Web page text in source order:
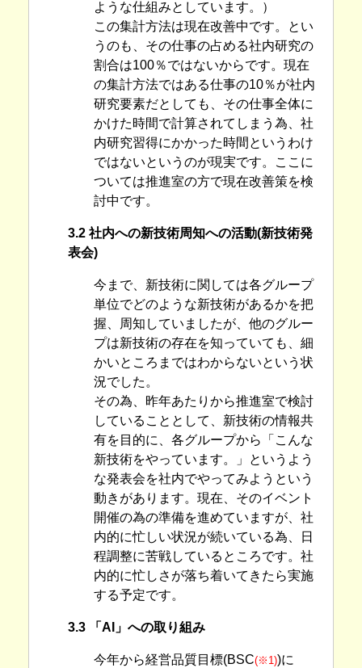
ような仕組みとしています。）
この集計方法は現在改善中です。とい
うのも、その仕事の占める社内研究の
割合は100％ではないからです。現在
の集計方法ではある仕事の10％が社内
研究要素だとしても、その仕事全体に
かけた時間で計算されてしまう為、社
内研究習得にかかった時間というわけ
ではないというのが現実です。ここに
ついては推進室の方で現在改善策を検
討中です。
3.2 社内への新技術周知への活動(新技術発
表会)
今まで、新技術に関しては各グループ
単位でどのような新技術があるかを把
握、周知していましたが、他のグルー
プは新技術の存在を知っていても、細
かいところまではわからないという状
況でした。
その為、昨年あたりから推進室で検討
していることとして、新技術の情報共
有を目的に、各グループから「こんな
新技術をやっています。」というよう
な発表会を社内でやってみようという
動きがあります。現在、そのイベント
開催の為の準備を進めていますが、社
内的に忙しい状況が続いている為、日
程調整に苦戦しているところです。社
内的に忙しさが落ち着いてきたら実施
する予定です。
3.3 「AI」への取り組み
今年から経営品質目標(BSC(※1))に